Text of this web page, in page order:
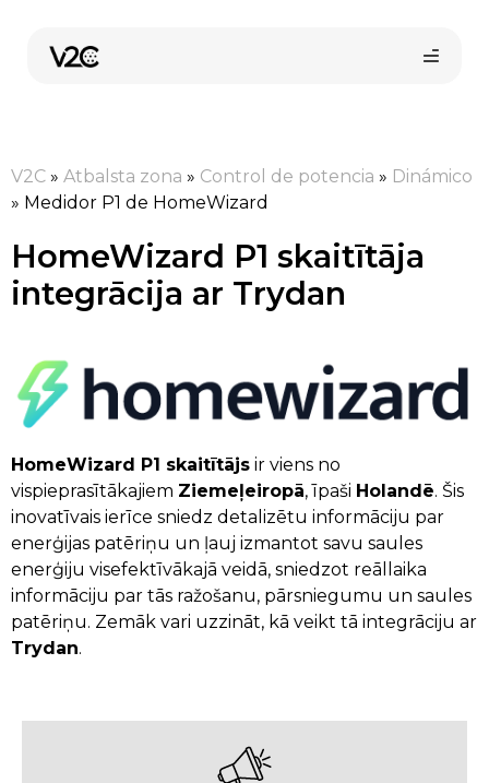
content
Pirkt tiešsaistē
V2C » Atbalsta zona » Control de potencia » Dinámico
» Medidor P1 de HomeWizard
HomeWizard P1 skaitītāja
integrācija ar Trydan
HomeWizard P1 skaitītājs ir viens no
vispieprasītākajiem Ziemeļeiropā, īpaši Holandē. Šis
inovatīvais ierīce sniedz detalizētu informāciju par
enerģijas patēriņu un ļauj izmantot savu saules
enerģiju visefektīvākajā veidā, sniedzot reāllaika
informāciju par tās ražošanu, pārsniegumu un saules
patēriņu. Zemāk vari uzzināt, kā veikt tā integrāciju ar
Trydan.